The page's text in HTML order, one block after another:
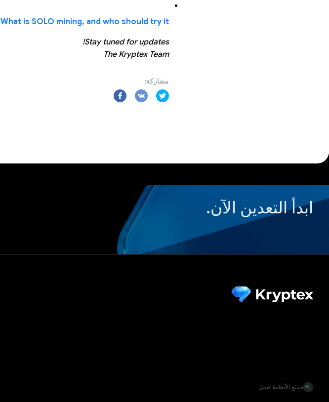
What is SOLO mining, and who should try it? →
Stay tuned for updates!
The Kryptex Team
مشاركة:
ابدأ التعدين الآن.
جميع الأنظمة تعمل